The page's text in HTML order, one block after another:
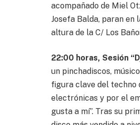
acompañado de Miel
Josefa Balda, paran en
altura de la C/ Los
22:00 horas, Sesión
un pinchadiscos,
figura clave del techno
electrónicas y por el
gusta a mí”. Tras su